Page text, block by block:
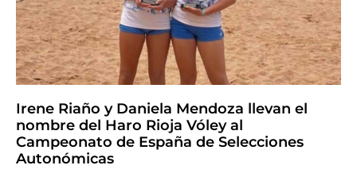
Irene Riaño y Daniela Mendoza llevan el
nombre del Haro Rioja Vóley al
Campeonato de España de Selecciones
Autonómicas